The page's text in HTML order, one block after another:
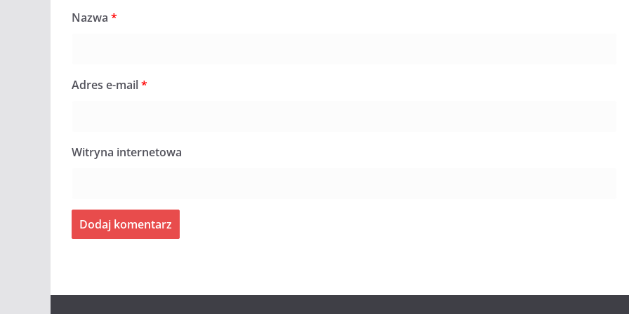
Nazwa *
Adres e-mail*
Witryna internetowa